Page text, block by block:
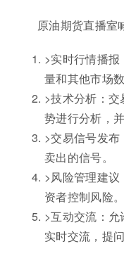
原油期货直播室
>实时行情播
量和其他市场数
>技术分析：
势进行分析，
>交易信号发
卖出的信号。
>风险管理建
资者控制风险。
>互动交流：
实时交流，提问